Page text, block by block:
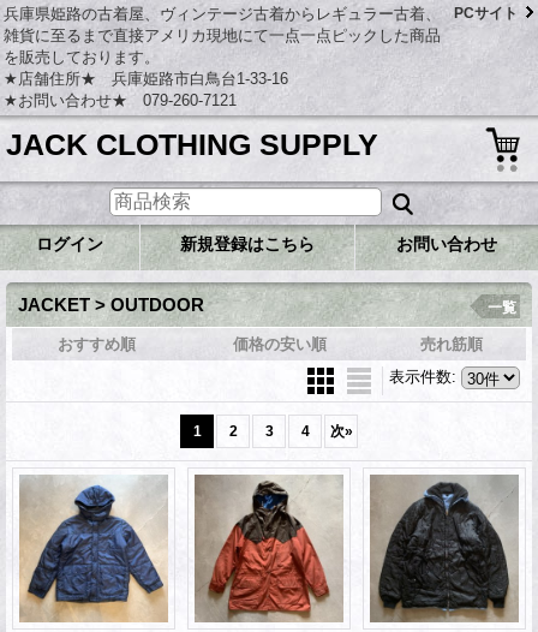
兵庫県姫路の古着屋、ヴィンテージ古着からレギュラー古着、
雑貨に至るまで直接アメリカ現地にて一点一点ピックした商品
を販売しております。
★店舗住所★ 兵庫姫路市白鳥台1-33-16
★お問い合わせ★ 079-260-7121
PCサイト
JACK CLOTHING SUPPLY
ログイン 新規登録はこちら お問い合わせ
JACKET > OUTDOOR 一覧
おすすめ順 価格の安い順
売れ筋順
表示件数:
1 2 3 4 次»